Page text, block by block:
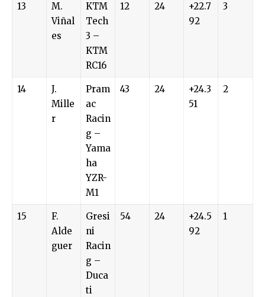
13
M.
Viñal
es
KTM
Tech
3 –
KTM
RC16
12 24
+22.7
92
3
14
J.
Mille
r
Pram
ac
Racin
g –
Yama
ha
YZR-
M1
43 24
+24.3
51
2
15
F.
Alde
guer
Gresi
ni
Racin
g –
Duca
ti
54 24
+24.5
92
1